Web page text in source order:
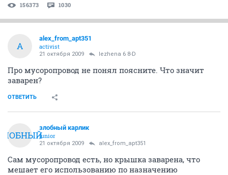
156373 1030
A
alex_from_apt351
activist
21 октября 2009 lezhena 6 8-D
Про мусоропровод не понял поясните. Что значит
заварен?
ОТВЕТИТЬ
злобный карлик
junior
21 октября 2009 alex_from_apt351
Сам мусоропровод есть, но крышка заварена, что
мешает его использованию по назначению